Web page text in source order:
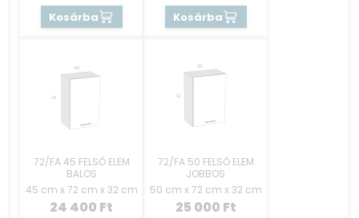
Kosárba Kosárba
72/FA 45 FELSŐ ELEM
BALOS
45 cm x 72 cm x 32 cm
24 400 Ft
72/FA 50 FELSŐ ELEM
JOBBOS
50 cm x 72 cm x 32 cm
25 000 Ft